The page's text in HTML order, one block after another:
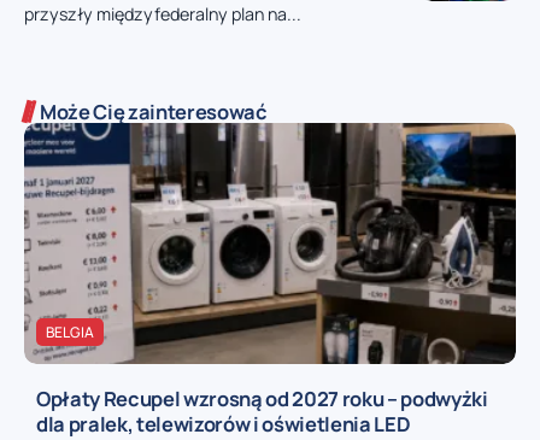
przyszły międzyfederalny plan na...
Może Cię zainteresować
BELGIA
Opłaty Recupel wzrosną od 2027 roku – podwyżki
dla pralek, telewizorów i oświetlenia LED